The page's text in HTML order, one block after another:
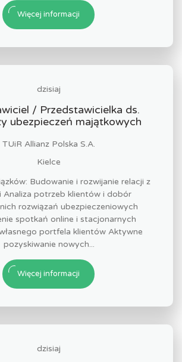
Więcej informacji
dzisiaj
/ Przedstawicielka ds.
ubezpieczeń majątkowych
TUiR Allianz Polska S.A.
Kielce
Budowanie i rozwijanie relacji z
Analiza potrzeb klientów i dobór
rozwiązań ubezpieczeniowych
spotkań online i stacjonarnych
portfela klientów Aktywne
pozyskiwanie nowych...
Więcej informacji
dzisiaj